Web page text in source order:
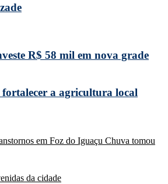
R$ 58 mil em nova grade
a agricultura local